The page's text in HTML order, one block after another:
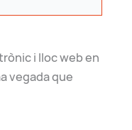
i lloc web en
vegada que